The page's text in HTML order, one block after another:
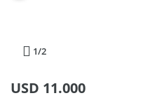
1/2
USD 11.000